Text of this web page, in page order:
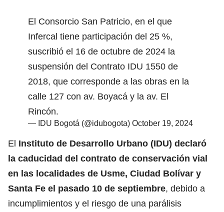
El Consorcio San Patricio, en el que
Infercal tiene participación del 25 %,
suscribió el 16 de octubre de 2024 la
suspensión del Contrato IDU 1550 de
2018, que corresponde a las obras en la
calle 127 con av. Boyacá y la av. El
Rincón.
— IDU Bogotá (@idubogota) October 19, 2024
El Instituto de Desarrollo Urbano (IDU) declaró
la caducidad del contrato de conservación vial
en las localidades de Usme, Ciudad Bolívar y
Santa Fe el pasado 10 de septiembre, debido a
incumplimientos y el riesgo de una parálisis